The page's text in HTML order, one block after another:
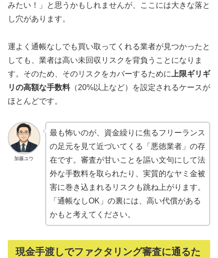
みたい！」と思うかもしれませんが、ここには大きな落と
し穴があります。
運よく通帳なしでも買い取ってくれる業者が見つかったと
しても、業者は高い未回収リスクを背負うことになりま
す。そのため、そのリスクをカバーするために
上限ギリギ
リの高額な手数料（20%以上など）を設定されるケースが
ほとんどです。
加藤ユウ
最も怖いのが、資金繰りに焦るフリーランス
の足元を見て近づいてくる「悪徳業者」の存
在です。審査が甘いことを謳い文句にして法
外な手数料を取られたり、実質的なヤミ金被
害に巻き込まれるリスクも跳ね上がります。
「通帳なしOK」の裏には、高い代償がある
かもと考えてください。
現金手渡しでファクタリング審査に通るた